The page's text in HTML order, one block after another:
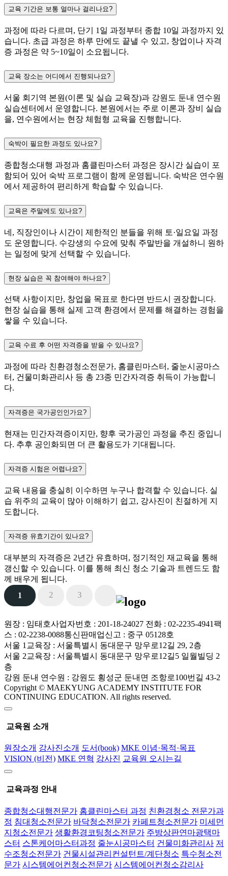
교육 기간은 보통 얼마나 걸리나요?
과정에 따라 다르며, 단기 1일 과정부터 종합 10일 과정까지 있
습니다. 초급 과정은 하루 만에도 끝낼 수 있고, 창업이나 자격
증 과정은 약 5~10일이 소요됩니다.
교육 장소는 어디에서 진행되나요?
서울 회기역 본원(이론 및 실습 교육장)과 강원도 둔내 연수원
실습센터에서 운영합니다. 본원에서는 주로 이론과 장비 실습
을, 연수원에서는 현장 체험형 교육을 진행합니다.
숙박이 필요한 과정도 있나요?
종합청소대행 과정과 홈클린마스터 과정은 장시간 실습이 포
함되어 있어 숙박 프로그램이 함께 운영됩니다. 숙박은 연수원
에서 제공하여 편리하게 학습할 수 있습니다.
교육은 주말에도 있나요?
네, 직장인이나 시간이 제한적인 분들을 위해 토·일요일 과정
도 운영합니다. 수강생의 수요에 맞춰 주말반을 개설하니 원하
는 일정에 맞게 선택할 수 있습니다.
현장 실습은 꼭 참여해야 하나요?
선택 사항이지만, 창업을 목표로 한다면 반드시 권장합니다.
현장 실습을 통해 실제 고객 환경에서 문제를 해결하는 경험을
쌓을 수 있습니다.
교육 수료 후 어떤 자격증을 받을 수 있나요?
과정에 따라 친환경청소전문가, 홈클린마스터, 줄눈시공마스
터, 건물미화관리사 등 총 23종 민간자격증 취득이 가능합니
다.
자격증은 국가공인인가요?
현재는 민간자격증이지만, 향후 국가공인 과정을 추진 중입니
다. 추후 공인화되면 더 큰 활용도가 기대됩니다.
자격증 시험은 어렵나요?
교육 내용을 충실히 이수하면 누구나 합격할 수 있습니다. 실
습 위주의 교육이 많아 이해하기 쉽고, 강사진이 친절하게 지
도합니다.
자격증 유효기간이 있나요?
대부분의 자격증은 2년간 유효하며, 정기적인 재교육을 통해
갱신할 수 있습니다. 이를 통해 최신 청소 기술과 트렌드도 함
께 배우게 됩니다.
1
2 3
원장 : 임태호사업자번호 : 201-18-24027 전화 : 02-2235-4941팩
스 : 02-2238-0088통신판매업신고 : 중구 05128호
서울 1교육장 : 서울특별시 동대문구 망우로12길 29, 2층
서울 2교육장 : 서울특별시 동대문구 망우로12길5 일월빌딩 2
층
강원 둔내 연수원 : 강원도 횡성군 둔내면 조항로100번길 43-2
Copyright © MAEKYUNG ACADEMY INSTITUTE FOR
CONTINUING EDUCATION. All rights reserved.
교육원 소개
원장소개 강사진소개 도서(book) MKE 이념·목적·목표
VISION (비전) MKE 연혁 강사진 교육원 오시는길
교육과정 안내
종합청소대행전문가 홈클린마스터 과정 친환경청소 전문가과
정 침대청소전문가 바닥청소전문가 카페트청소전문가 미세먼
지청소전문가 생활환경코팅청소전문가 주방상판연마광택마
스터 스톤케어마스터과정 줄눈시공마스터 건물미화관리사 저
수조청소전문가 건물시설관리컨설턴트/계단청소 특수청소전
문가 시스템에어컨청소전문가 시스템에어컨청소감리사